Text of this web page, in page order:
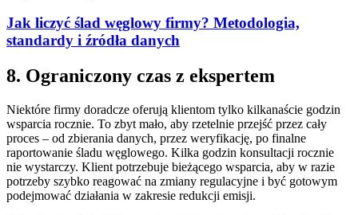
Jak liczyć ślad węglowy firmy? Metodologia,
standardy i źródła danych
8. Ograniczony czas z ekspertem
Niektóre firmy doradcze oferują klientom tylko kilkanaście godzin
wsparcia rocznie. To zbyt mało, aby rzetelnie przejść przez cały
proces – od zbierania danych, przez weryfikację, po finalne
raportowanie śladu węglowego. Kilka godzin konsultacji rocznie
nie wystarczy. Klient potrzebuje bieżącego wsparcia, aby w razie
potrzeby szybko reagować na zmiany regulacyjne i być gotowym
podejmować działania w zakresie redukcji emisji.